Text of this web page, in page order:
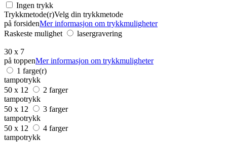
Ingen trykk
Trykkmetode(r)Velg din trykkmetode
på forsidenMer informasjon om trykkmuligheter
Raskeste mulighet
lasergravering
30 x 7
på toppenMer informasjon om trykkmuligheter
1 farge(r)
tampotrykk
50 x 12
2 farger
tampotrykk
50 x 12
3 farger
tampotrykk
50 x 12
4 farger
tampotrykk